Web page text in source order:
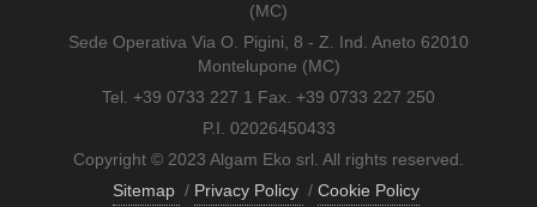
(MC)
Sede Operativa Via O. Pigini, 8 - Z. Ind. Aneto 62010
Montelupone (MC)
Tel. +39 0733 227 1 Fax. +39 0733 227 250
P.I. 02026450433
Copyright © 2023 Algam Eko srl. All rights reserved.
Sitemap / Privacy Policy / Cookie Policy